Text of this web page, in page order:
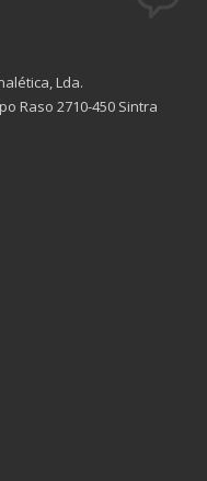
Lda.
Raso 2710-450 Sintra